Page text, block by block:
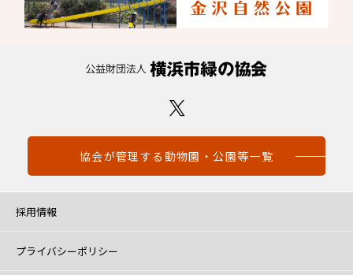
協会が管理する動物園・公園等一覧
採用情報
プライバシーポリシー